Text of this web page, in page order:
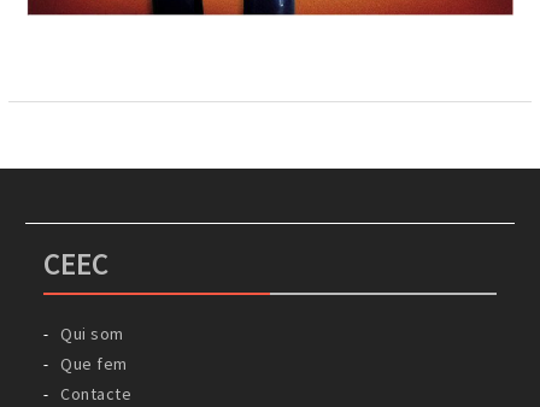
CEEC
Qui som
Que fem
Contacte